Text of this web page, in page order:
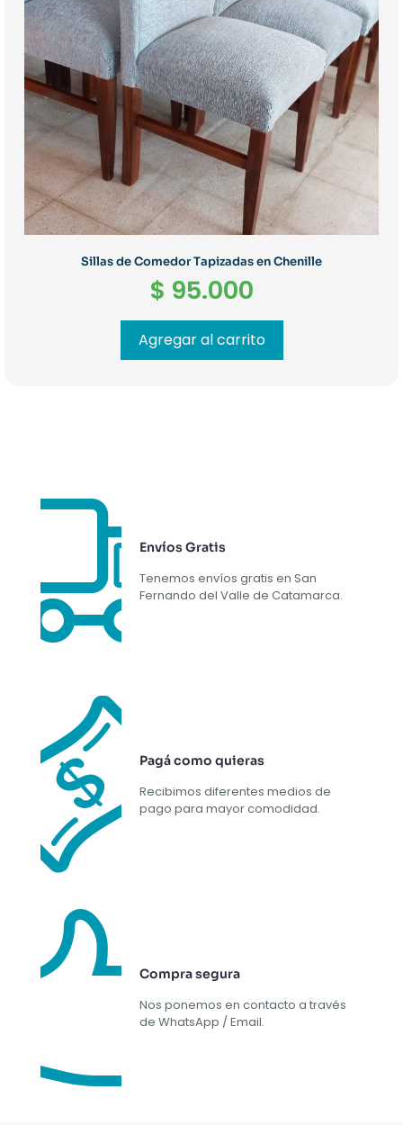
Sillas de Comedor Tapizadas en Chenille
$ 95.000
Agregar al carrito
Envíos Gratis
Tenemos envíos gratis en San
Fernando del Valle de Catamarca.
Pagá como quieras
Recibimos diferentes medios de
pago para mayor comodidad.
Compra segura
Nos ponemos en contacto a través
de WhatsApp / Email.